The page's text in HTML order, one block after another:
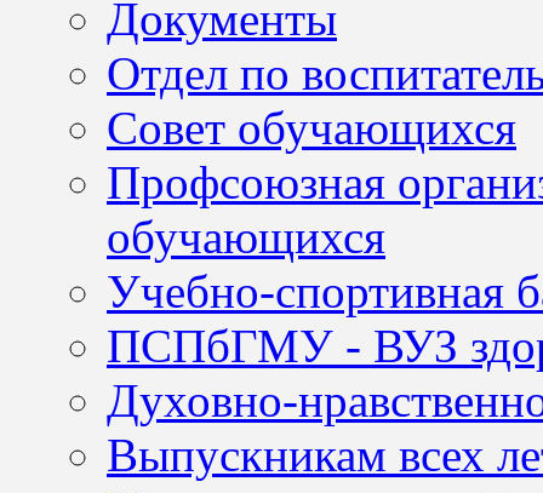
Документы
Отдел по
Совет обучающихся
Профсоюзная
обучающихся
Учебно-спортивная
ПСПбГМУ - ВУЗ
Духовно-
Выпускникам всех